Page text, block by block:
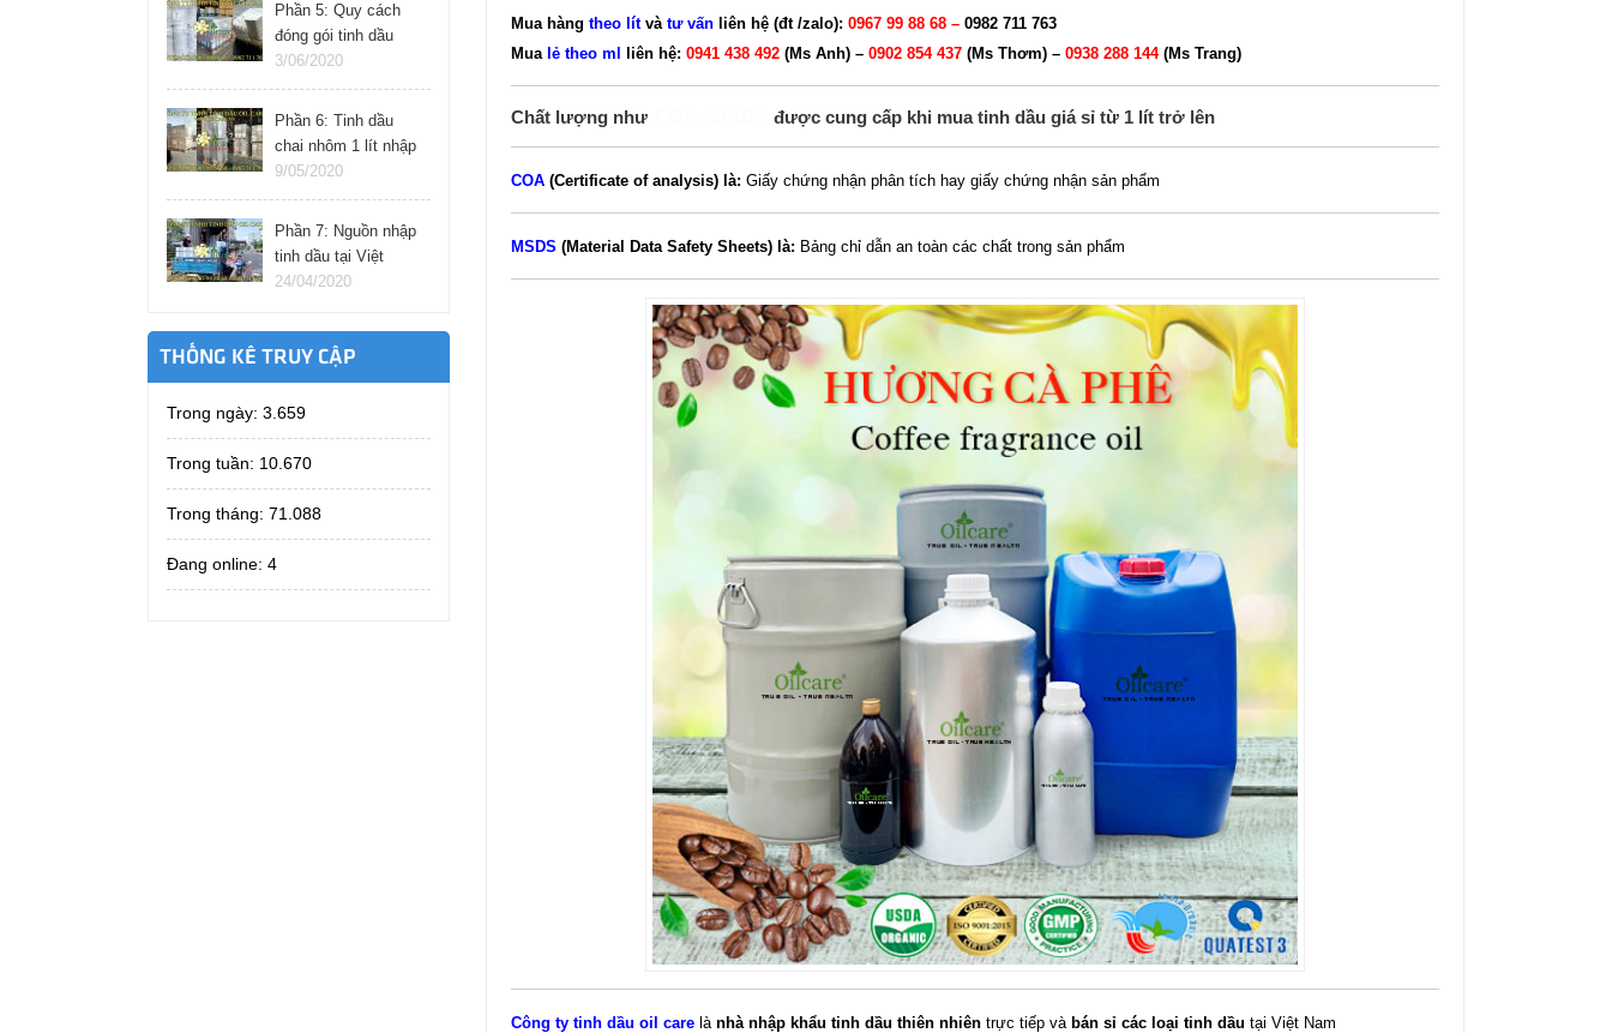
Phần 5: Quy cách
đóng gói tinh dầu
nhập khẩu từ ấn độ,
pháp, đức, ý, châu
âu…
3/06/2020
Phần 6: Tinh dầu
chai nhôm 1 lít nhập
khẩu trực tiếp được
hay không?
9/05/2020
Phần 7: Nguồn nhập
tinh dầu tại Việt
Nam
24/04/2020
THỐNG KÊ TRUY CẬP
Trong ngày: 3.659
Trong tuần: 10.670
Trong tháng: 71.088
Đang online: 4
Mua hàng theo lítvà tư vấn liên hệ (đt /zalo): 0967 99 88 68 – 0982 711 763
Mua lẻ theo ml liên hệ: 0941 438 492 (Ms Anh) – 0902 854 437 (Ms Thơm) – 0938 288 144 (Ms Trang)
Chất lượng như được cung cấp khi mua tinh dầu giá sỉ từ 1 lít trở lên
COA (Certificate of analysis) là: Giấy chứng nhận phân tích hay giấy chứng nhận sản phẩm
MSDS (Material Data Safety Sheets) là: Bảng chỉ dẫn an toàn các chất trong sản phẩm
Công ty tinh dầu oil care là nhà nhập khẩu tinh dầu thiên nhiên trực tiếp và bán sỉ các loại tinh dầu tại Việt Nam